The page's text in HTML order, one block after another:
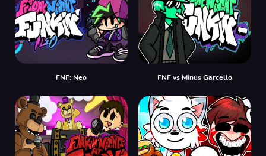
FNF: Neo FNF vs Minus Garcello